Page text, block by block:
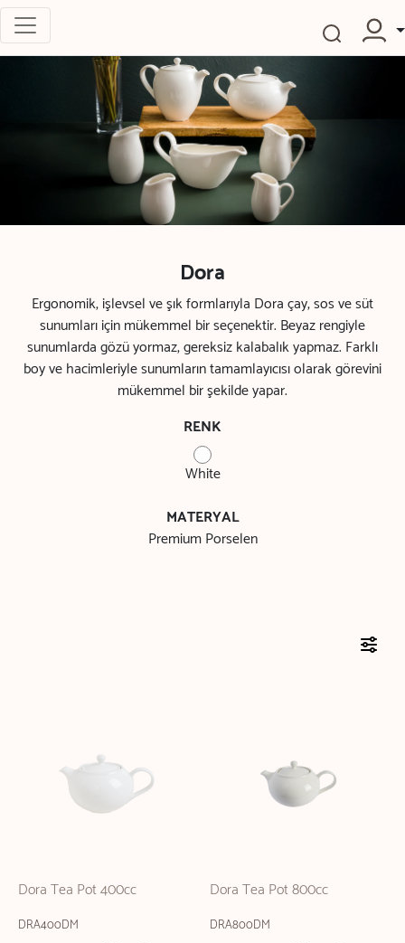
Dora
Ergonomik, işlevsel ve şık formlarıyla Dora çay, sos ve süt
sunumları için mükemmel bir seçenektir. Beyaz rengiyle
sunumlarda gözü yormaz, gereksiz kalabalık yapmaz. Farklı
boy ve hacimleriyle sunumların tamamlayıcısı olarak görevini
mükemmel bir şekilde yapar.
RENK
White
MATERYAL
Premium Porselen
Dora Tea Pot 400cc
DRA400DM
Dora Tea Pot 800cc
DRA800DM